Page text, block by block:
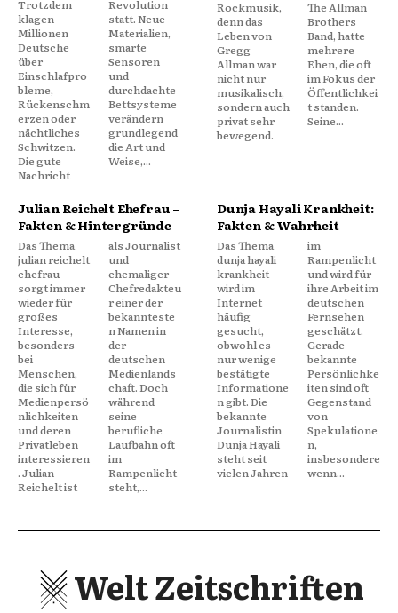
Trotzdem
klagen
Millionen
Deutsche
über
Einschlafpro
bleme,
Rückenschm
erzen oder
nächtliches
Schwitzen.
Die gute
Nachricht
Revolution
statt. Neue
Materialien,
smarte
Sensoren
und
durchdachte
Bettsysteme
verändern
grundlegend
die Art und
Weise,...
Rockmusik,
denn das
Leben von
Gregg
Allman war
nicht nur
musikalisch,
sondern auch
privat sehr
bewegend.
The Allman
Brothers
Band, hatte
mehrere
Ehen, die oft
im Fokus der
Öffentlichkei
t standen.
Seine...
Julian Reichelt Ehefrau –
Fakten & Hintergründe
Das Thema
julian reichelt
ehefrau
sorgt immer
wieder für
großes
Interesse,
besonders
bei
Menschen,
die sich für
Medienpersö
nlichkeiten
und deren
Privatleben
interessieren
. Julian
Reichelt ist
als Journalist
und
ehemaliger
Chefredakteu
r einer der
bekannteste
n Namen in
der
deutschen
Medienlands
chaft. Doch
während
seine
berufliche
Laufbahn oft
im
Rampenlicht
steht,...
Dunja Hayali Krankheit:
Fakten & Wahrheit
Das Thema
dunja hayali
krankheit
wird im
Internet
häufig
gesucht,
obwohl es
nur wenige
bestätigte
Informatione
n gibt. Die
bekannte
Journalistin
Dunja Hayali
steht seit
vielen Jahren
im
Rampenlicht
und wird für
ihre Arbeit im
deutschen
Fernsehen
geschätzt.
Gerade
bekannte
Persönlichke
iten sind oft
Gegenstand
von
Spekulatione
n,
insbesondere
wenn...
Welt Zeitschriften